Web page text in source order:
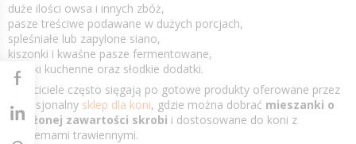
duże ilości owsa i innych zbóż,
pasze treściwe podawane w dużych porcjach,
spleśniałe lub zapylone siano,
kiszonki i kwaśne pasze fermentowane,
resztki kuchenne oraz słodkie dodatki.
Właściciele często sięgają po gotowe produkty oferowane przez
profesjonalny sklep dla koni, gdzie można dobrać mieszanki o
obniżonej zawartości skrobi i dostosowane do koni z
problemami trawiennymi.